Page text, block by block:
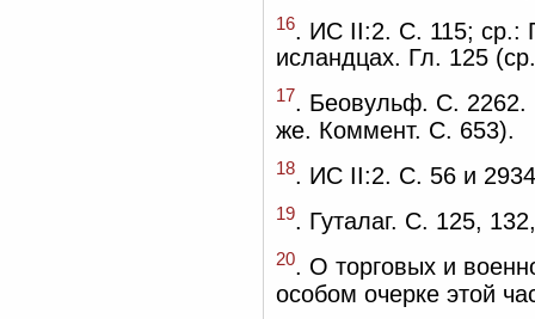
16
. ИС II:2. С. 115; ср.:
исландцах. Гл. 125
17. Беовульф. С. 2262.
же. Коммент. С. 653).
18. ИС II:2. С. 56 и
19. Гуталаг. С. 125,
20. О торговых и
особом очерке этой